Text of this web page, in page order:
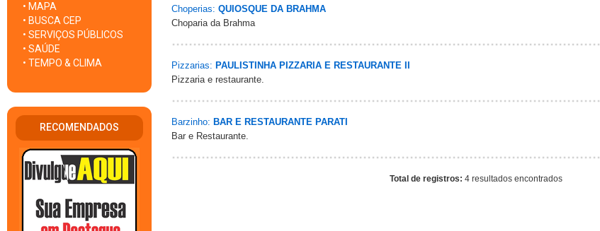
• MAPA
• BUSCA CEP
• SERVIÇOS PÚBLICOS
• SAÚDE
• TEMPO & CLIMA
RECOMENDADOS
Choperias: QUIOSQUE DA BRAHMA
Choparia da Brahma
Pizzarias: PAULISTINHA PIZZARIA E RESTAURANTE II
Pizzaria e restaurante.
Barzinho: BAR E RESTAURANTE PARATI
Bar e Restaurante.
Total de registros: 4 resultados encontrados